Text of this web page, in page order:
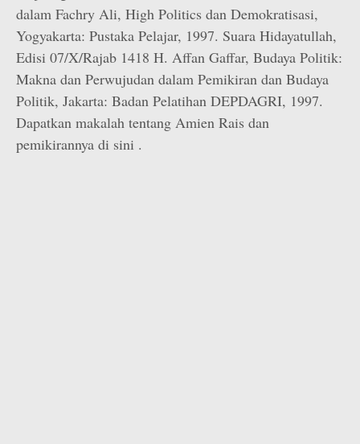
dalam Fachry Ali, High Politics dan Demokratisasi,
Yogyakarta: Pustaka Pelajar, 1997. Suara Hidayatullah,
Edisi 07/X/Rajab 1418 H. Affan Gaffar, Budaya Politik:
Makna dan Perwujudan dalam Pemikiran dan Budaya
Politik, Jakarta: Badan Pelatihan DEPDAGRI, 1997.
Dapatkan makalah tentang Amien Rais dan
pemikirannya di sini .